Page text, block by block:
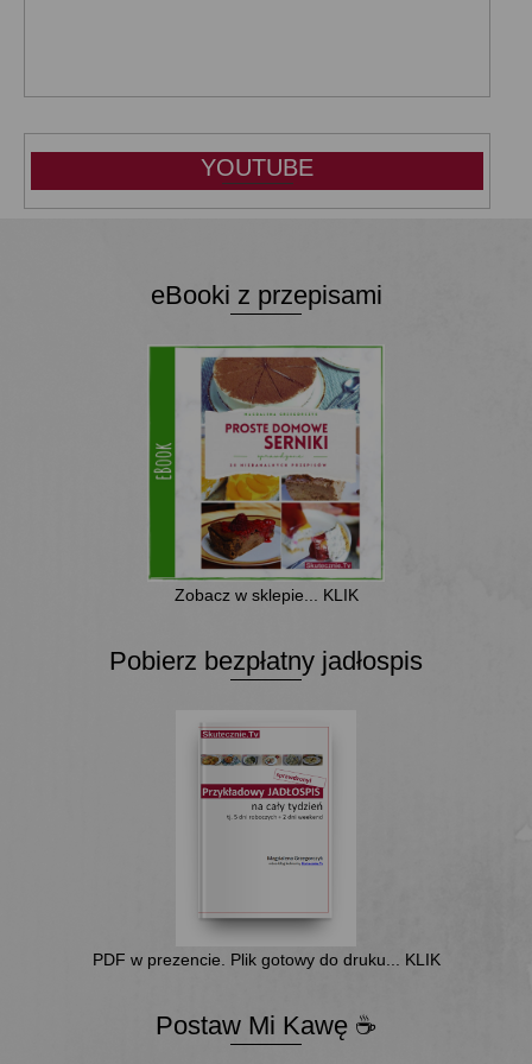
YOUTUBE
eBooki z przepisami
Zobacz w sklepie... KLIK
Pobierz bezpłatny jadłospis
PDF w prezencie. Plik gotowy do druku... KLIK
Postaw Mi Kawę ☕